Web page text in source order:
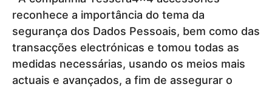
reconhece a importância do tema da
segurança dos Dados Pessoais, bem como das
transacções electrónicas e tomou todas as
medidas necessárias, usando os meios mais
actuais e avançados, a fim de assegurar o